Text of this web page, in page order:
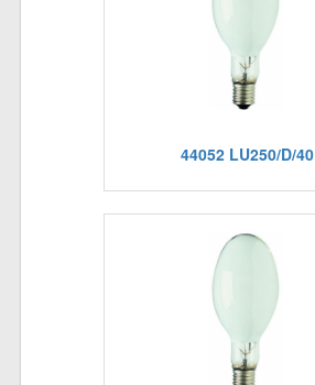
44052 LU250/D/40